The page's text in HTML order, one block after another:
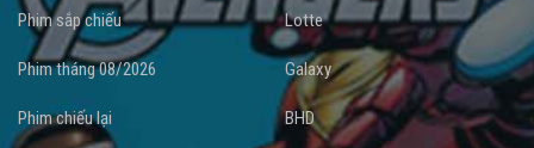
Phim sắp chiếu
Phim tháng 08/2026
Phim chiếu lại
Lotte
Galaxy
BHD